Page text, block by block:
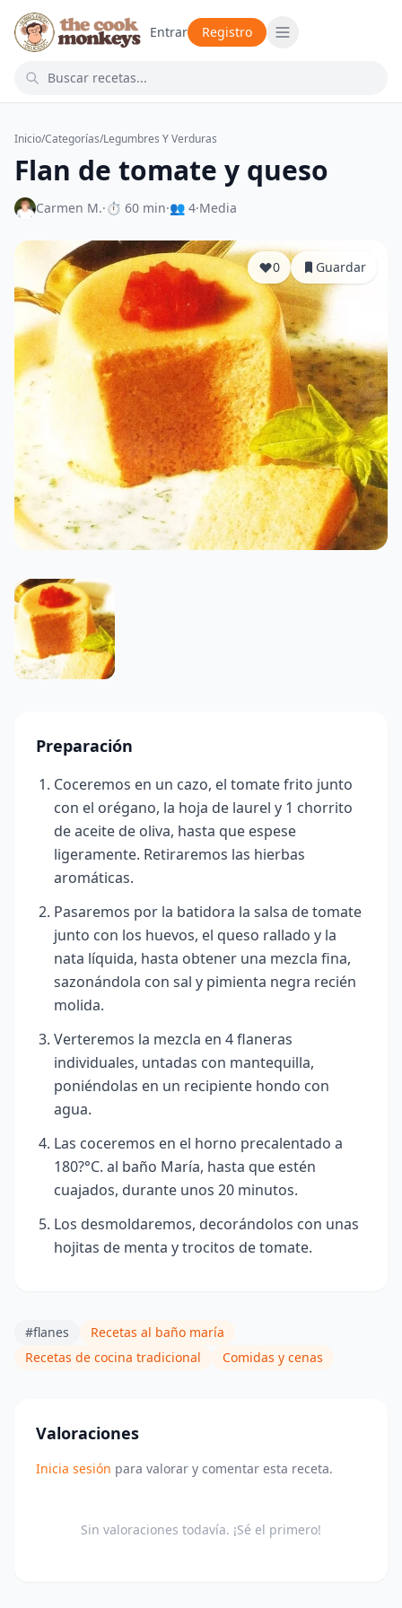
Entrar Registro
Inicio/Categorías/Legumbres Y Verduras
Flan de tomate y queso
Carmen M.·⏱ 60 min·👥 4·Media
0 Guardar
Preparación
Coceremos en un cazo, el tomate frito junto
con el orégano, la hoja de laurel y 1 chorrito
de aceite de oliva, hasta que espese
ligeramente. Retiraremos las hierbas
aromáticas.
Pasaremos por la batidora la salsa de tomate
junto con los huevos, el queso rallado y la
nata líquida, hasta obtener una mezcla fina,
sazonándola con sal y pimienta negra recién
molida.
Verteremos la mezcla en 4 flaneras
individuales, untadas con mantequilla,
poniéndolas en un recipiente hondo con
agua.
Las coceremos en el horno precalentado a
180?°C. al baño María, hasta que estén
cuajados, durante unos 20 minutos.
Los desmoldaremos, decorándolos con unas
hojitas de menta y trocitos de tomate.
#flanes
Recetas al baño maría
Recetas de cocina tradicional
Comidas y cenas
Valoraciones
Inicia sesión para valorar y comentar esta receta.
Sin valoraciones todavía. ¡Sé el primero!